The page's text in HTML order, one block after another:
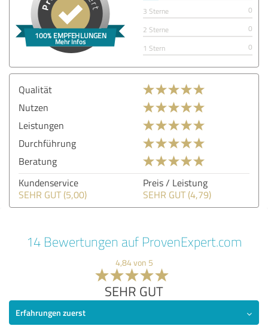
3 Sterne
0
2 Sterne
0
1 Stern
0
Qualität
Nutzen
Leistungen
Durchführung
Beratung
Kundenservice
SEHR GUT (5,00)
Preis / Leistung
SEHR GUT (4,79)
14 Bewertungen auf ProvenExpert.com
4,84 von 5
SEHR GUT
Erfahrungen zuerst